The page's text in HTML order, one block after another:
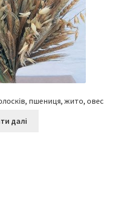
пшениця, жито, овес
далі